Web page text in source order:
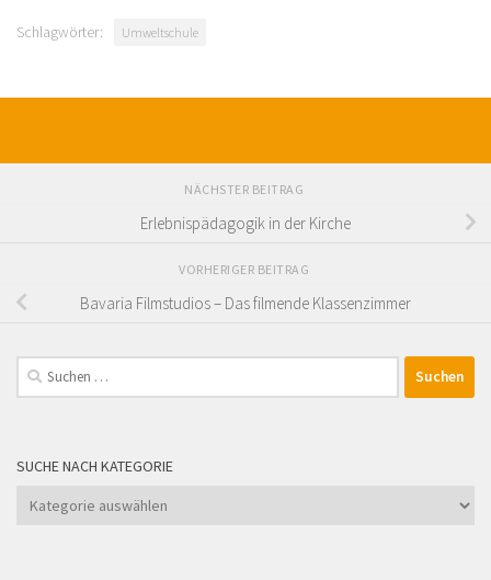
Schlagwörter: Umweltschule
NÄCHSTER BEITRAG
Erlebnispädagogik in der Kirche
VORHERIGER BEITRAG
Bavaria Filmstudios – Das filmende Klassenzimmer
Suchen
nach:
SUCHE NACH KATEGORIE
Suche